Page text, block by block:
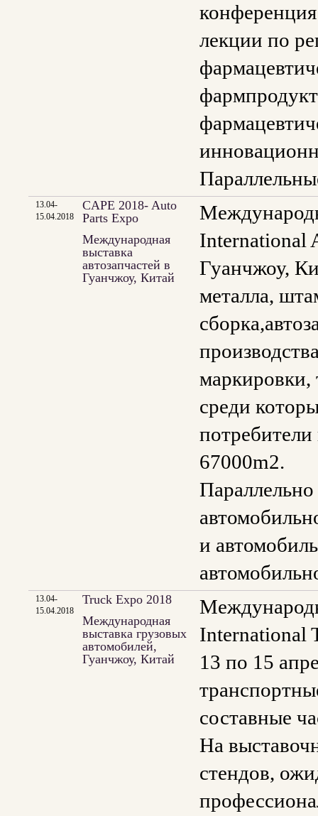
лекции по
13.04-
15.04.2018
CAPE 2018- Auto
Parts Expo
Международная
выставка
автозапчастей в
Гуанчжоу, Китай
International
Гуанчжоу,
металла,
маркировки,
среди
67000m2.
Параллельно
и
13.04-
15.04.2018
Truck Expo 2018
Международная
выставка грузовых
автомобилей,
Гуанчжоу, Китай
International
13 по 15
составные
На
стендов,